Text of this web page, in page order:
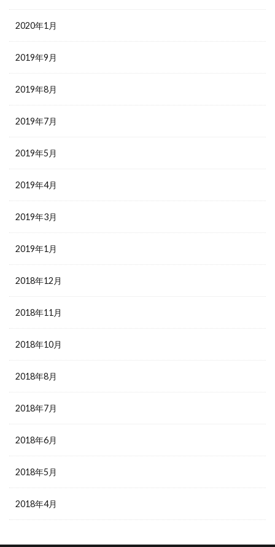
2020年1月
2019年9月
2019年8月
2019年7月
2019年5月
2019年4月
2019年3月
2019年1月
2018年12月
2018年11月
2018年10月
2018年8月
2018年7月
2018年6月
2018年5月
2018年4月